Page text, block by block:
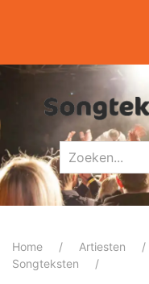
Home Artiesten
Songteksten